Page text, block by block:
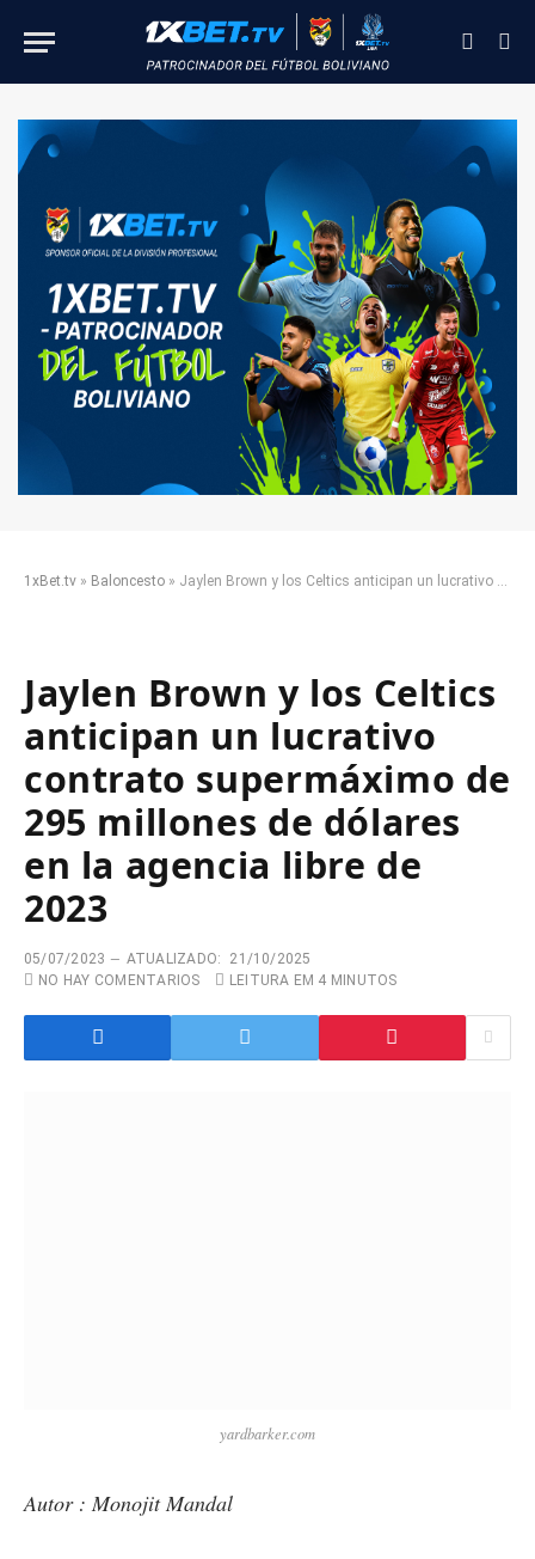
1xBet.tv » Baloncesto » Jaylen Brown y los Celtics anticipan un lucrativo contrato supermáximo de 295 millones de dólares en la agencia libre de 2023
Jaylen Brown y los Celtics
anticipan un lucrativo
contrato supermáximo de
295 millones de dólares
en la agencia libre de
2023
05/07/2023 ATUALIZADO:
21/10/2025
NO HAY COMENTARIOS
LEITURA EM 4 MINUTOS
yardbarker.com
Autor : Monojit Mandal